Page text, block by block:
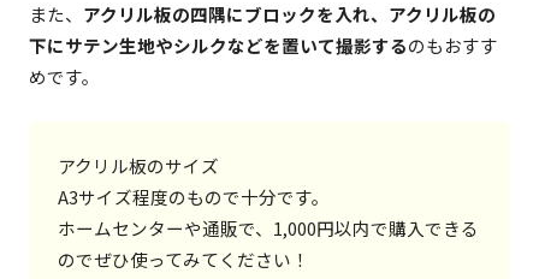
また、 アクリル板の四隅にブロックを入れ、アクリル板の
下にサテン生地やシルクなどを置いて撮影するのもおすす
めです。
アクリル板のサイズ
A3サイズ程度のもので十分です。
ホームセンターや通販で、1,000円以内で購入できる
のでぜひ使ってみてください！